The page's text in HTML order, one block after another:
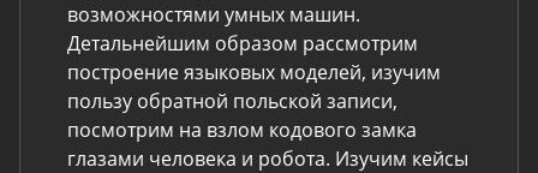
возможностями умных машин.
Детальнейшим образом рассмотрим
построение языковых моделей, изучим
пользу обратной польской записи,
посмотрим на взлом кодового замка
глазами человека и робота. Изучим кейсы